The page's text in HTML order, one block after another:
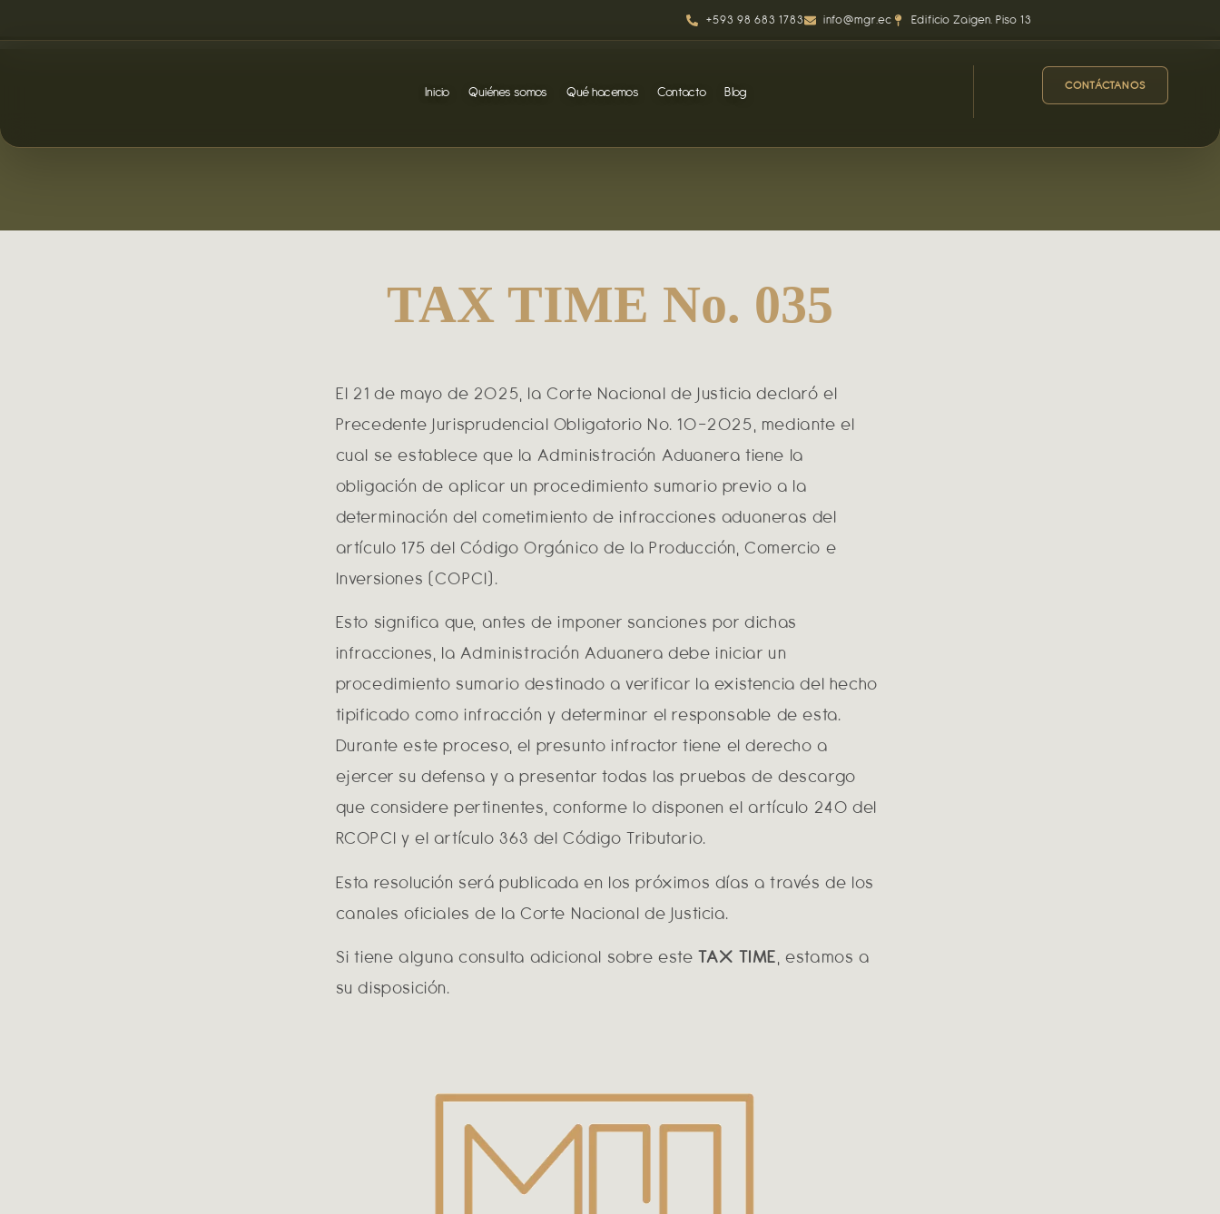
+593 98 683 1783 info@mgr.ec Edificio Zaigen. Piso 13
Inicio Quiénes somos Qué hacemos Contacto Blog CONTÁCTANOS
TAX TIME No. 035
El 21 de mayo de 2025, la Corte Nacional de Justicia declaró el
Precedente Jurisprudencial Obligatorio No. 10-2025, mediante el
cual se establece que la Administración Aduanera tiene la
obligación de aplicar un procedimiento sumario previo a la
determinación del cometimiento de infracciones aduaneras del
artículo 175 del Código Orgánico de la Producción, Comercio e
Inversiones (COPCI).
Esto significa que, antes de imponer sanciones por dichas
infracciones, la Administración Aduanera debe iniciar un
procedimiento sumario destinado a verificar la existencia del hecho
tipificado como infracción y determinar el responsable de esta.
Durante este proceso, el presunto infractor tiene el derecho a
ejercer su defensa y a presentar todas las pruebas de descargo
que considere pertinentes, conforme lo disponen el artículo 240 del
RCOPCI y el artículo 363 del Código Tributario.
Esta resolución será publicada en los próximos días a través de los
canales oficiales de la Corte Nacional de Justicia.
Si tiene alguna consulta adicional sobre esteTAX TIME, estamos a
su disposición.